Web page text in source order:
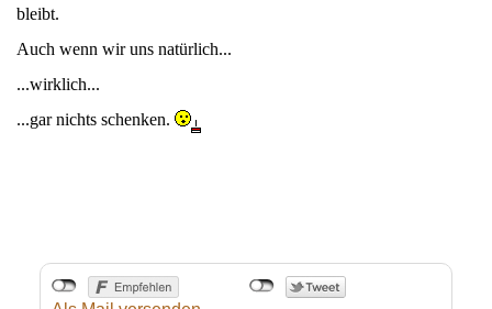
bleibt.
Auch wenn wir uns natürlich...
...wirklich...
...gar nichts schenken.